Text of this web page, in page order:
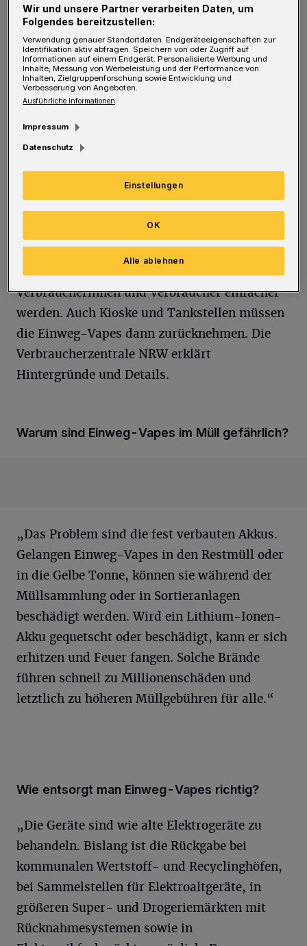
Brände in Müllfahrzeugen sowie Sortier- und
Entsorgungsanlagen. Denn viele Nutzerinnen
und Nutzer nehmen die Vapes nicht als
Elektrogeräte wahr und werfen sie in die
Mülltonne oder den Gelben Sack“, so Philip
Ressourcenschutz der Verbraucherzentrale
NRW.
Wegen der Gefahren und hohen Kosten durch
Brände wird auch in Deutschland über ein
Verbot der Produkte diskutiert. Zunächst aber
soll die Rückgabe an Verkaufs- und
Sammelstellen ab 1. Juli 2026 für
Verbraucherinnen und Verbraucher einfacher
werden. Auch Kioske und Tankstellen müssen
die Einweg-Vapes dann zurücknehmen. Die
Verbraucherzentrale NRW erklärt
Hintergründe und Details.
Warum sind Einweg-Vapes im Müll gefährlich?
„Das Problem sind die fest verbauten Akkus.
Gelangen Einweg-Vapes in den Restmüll oder
in die Gelbe Tonne, können sie während der
Müllsammlung oder in Sortieranlagen
beschädigt werden. Wird ein Lithium-Ionen-
Akku gequetscht oder beschädigt, kann er sich
erhitzen und Feuer fangen. Solche Brände
führen schnell zu Millionenschäden und
letztlich zu höheren Müllgebühren für alle.“
Wie entsorgt man Einweg-Vapes richtig?
„Die Geräte sind wie alte Elektrogeräte zu
behandeln. Bislang ist die Rückgabe bei
kommunalen Wertstoff- und Recyclinghöfen,
bei Sammelstellen für Elektroaltgeräte, in
größeren Super- und Drogeriemärkten mit
Rücknahmesystemen sowie in
Wir und unsere Partner verarbeiten Daten, um
Folgendes bereitzustellen:
Verwendung genauer Standortdaten. Endgeräteeigenschaften zur
Identifikation aktiv abfragen. Speichern von oder Zugriff auf
Informationen auf einem Endgerät. Personalisierte Werbung und
Inhalte, Messung von Werbeleistung und der Performance von
Inhalten, Zielgruppenforschung sowie Entwicklung und
Verbesserung von Angeboten.
Ausführliche Informationen
Impressum
Datenschutz
Einstellungen
Alle ablehnen
OK